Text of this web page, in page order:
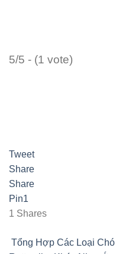
5/5 - (1 vote)
Tweet
Share
Share
Pin1
1 Shares
Tổng Hợp Các Loại Chó